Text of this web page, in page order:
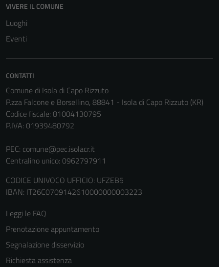
VIVERE IL COMUNE
Luoghi
Eventi
CONTATTI
Comune di Isola di Capo Rizzuto
P.zza Falcone e Borsellino, 88841 - Isola di Capo Rizzuto (KR)
Codice fiscale: 81004130795
P.IVA: 01939480792
PEC: comune@pec.isolacr.it
Centralino unico: 0962797911
CODICE UNIVOCO UFFICIO: UFZEB5
IBAN: IT26C0709142610000000003223
Leggi le FAQ
Prenotazione appuntamento
Segnalazione disservizio
Richiesta assistenza
per il
essere
Terze parti